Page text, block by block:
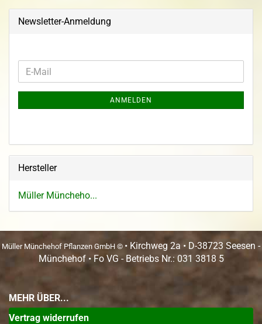
Newsletter-Anmeldung
ANMELDEN
Hersteller
Müller Müncheho...
Müller Münchehof Pflanzen GmbH © • Kirchweg 2a • D-38723 Seesen -
Münchehof • Fo VG - Betriebs Nr.: 031 3818 5
MEHR ÜBER...
Vertrag widerrufen